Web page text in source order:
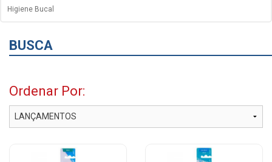
Higiene Bucal
BUSCA
Ordenar Por: